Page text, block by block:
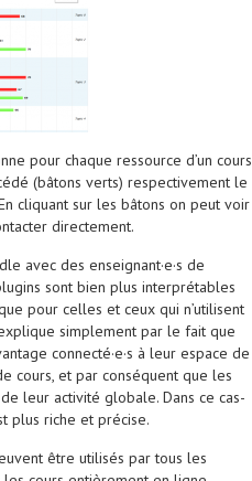
pour chaque ressource d’un cours
(bâtons verts) respectivement le
cliquant sur les bâtons on peut voir
directement.
avec des enseignant·e·s de
sont bien plus interprétables
pour celles et ceux qui n’utilisent
simplement par le fait que
connecté·e·s à leur espace de
cours, et par conséquent que les
leur activité globale. Dans ce cas-
plus riche et précise.
être utilisés par tous les